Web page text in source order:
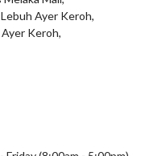
Ayer Keroh,
Keroh,